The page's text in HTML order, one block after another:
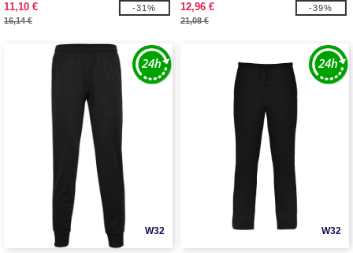
11,10 €
16,14 €
-31%
12,96 €
21,08 €
-39%
W32 W32